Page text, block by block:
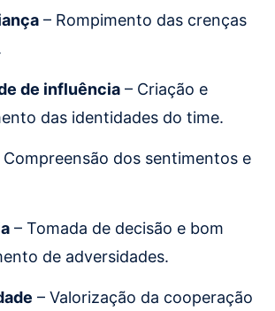
– Rompimento das crenças
de influência – Criação e
das identidades do time.
Compreensão dos sentimentos e
– Tomada de decisão e bom
de adversidades.
– Valorização da cooperação